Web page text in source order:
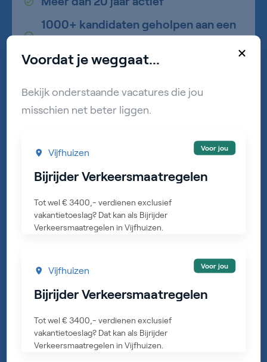
×
Voordat je weggaat...
Bekijk onderstaande vacatures die jou
misschien net beter liggen.
Voor jou
Vijfhuizen
Bijrijder Verkeersmaatregelen
Tot wel € 3400,- verdienen exclusief
vakantietoeslag? Dat kan als Bijrijder
Verkeersmaatregelen in Vijfhuizen.
Voor jou
Vijfhuizen
Bijrijder Verkeersmaatregelen
Tot wel € 3400,- verdienen exclusief
vakantietoeslag? Dat kan als Bijrijder
Verkeersmaatregelen in Vijfhuizen.
1000+ kandidaten geholpen aan een
Ons proces
Hoe verloopt ons sollicitatieproces? Bekijk snel
onze video!
"Ik ben heel erg blij met Intro Personeel. Ze